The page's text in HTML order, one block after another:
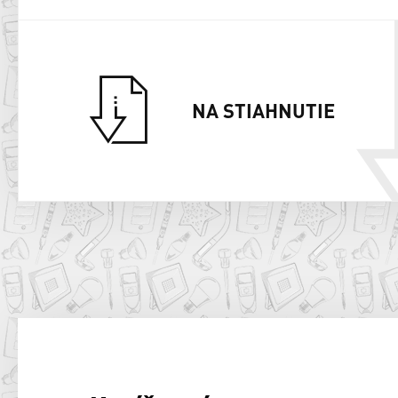
NA STIAHNUTIE